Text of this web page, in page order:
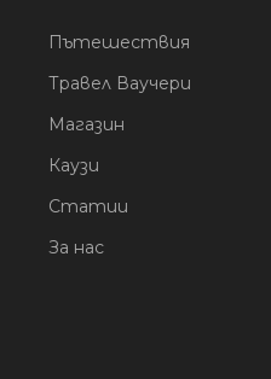
Пътешествия
Травел Ваучери
Магазин
Каузи
Статии
За нас